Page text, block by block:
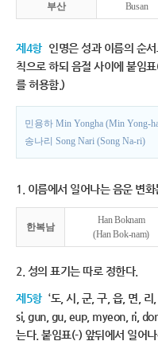
부산 Busan
제4항 인명은 성과 이름의 순
칙으로 하되 음절 사이에 붙임
를 허용함.)
민용하 Min Yongha (Min Yong-
송나리 Song Nari (Song Na-ri)
1. 이름에서 일어나는 음운 변
한복남
Han Boknam
(Han Bok-nam)
2. 성의 표기는 따로 정한다.
제5항 ‘도, 시, 군, 구, 읍, 면, 리,
si, gun, gu, eup, myeon, ri,
는다. 붙임표(-) 앞뒤에서 일어